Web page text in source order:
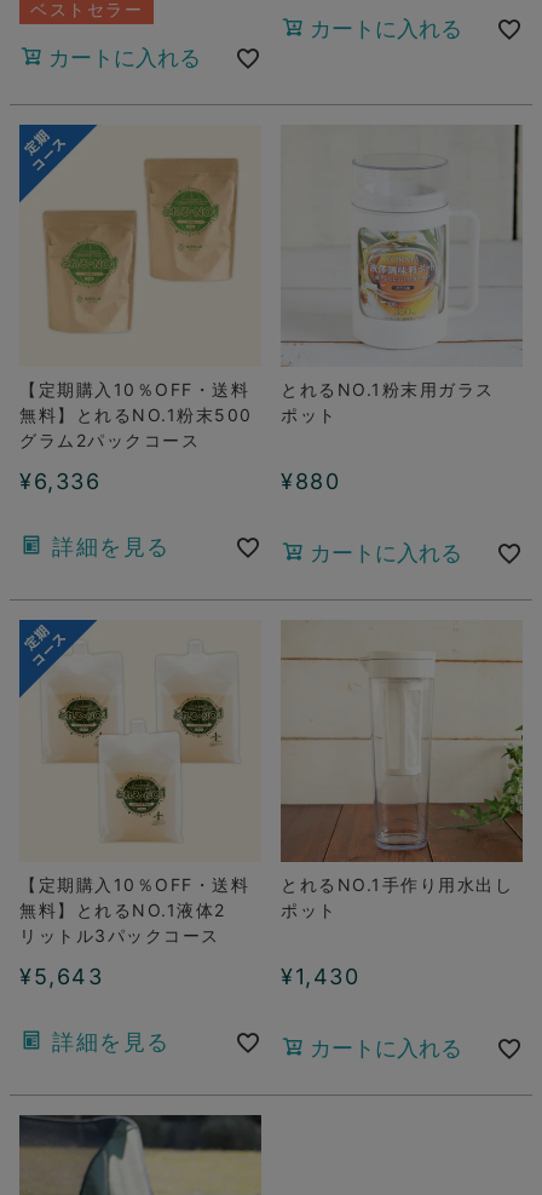
ベストセラー
カートに入れる
カートに入れる
【定期購入10％OFF・送料
無料】とれるNO.1粉末500
グラム2パックコース
¥6,336
詳細を見る
とれるNO.1粉末用ガラス
ポット
¥880
カートに入れる
【定期購入10％OFF・送料
無料】とれるNO.1液体2
リットル3パックコース
¥5,643
詳細を見る
とれるNO.1手作り用水出し
ポット
¥1,430
カートに入れる